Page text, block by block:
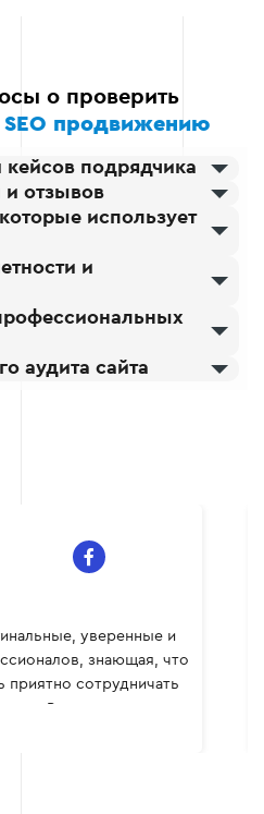
SEO-подрядчика
Если вы еще не
определились с
исполнителем, мы
надежного подрядчика,
принесет вашему
улучшение позиций в
конверсий.
о проверить
продвижению
подрядчика
и отзывов
использует
и
аудита сайта
уверенные и
знающая, что
приятно сотрудничать
Всем рекомендую.